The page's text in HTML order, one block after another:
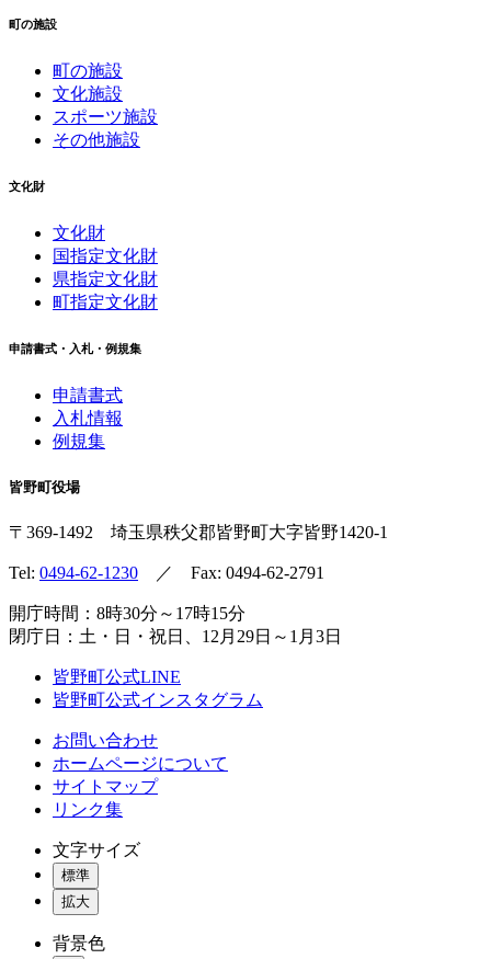
町の施設
町の施設
文化施設
スポーツ施設
その他施設
文化財
文化財
国指定文化財
県指定文化財
町指定文化財
申請書式・入札・例規集
申請書式
入札情報
例規集
皆野町役場
〒369-1492 埼玉県秩父郡皆野町 大字皆野1420-1
Tel: 0494-62-1230 ／ Fax: 0494-62-2791
開庁時間：8時30分～17時15分
閉庁日：土・日・祝日、12月29日～1月3日
皆野町公式LINE
皆野町公式インスタグラム
お問い合わせ
ホームページについて
サイトマップ
リンク集
文字サイズ
標準
拡大
背景色